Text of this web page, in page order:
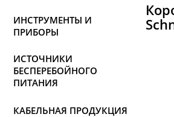
ИНСТРУМЕНТЫ И
ПРИБОРЫ
ИСТОЧНИКИ
БЕСПЕРЕБОЙНОГО
ПИТАНИЯ
КАБЕЛЬНАЯ ПРОДУКЦИЯ